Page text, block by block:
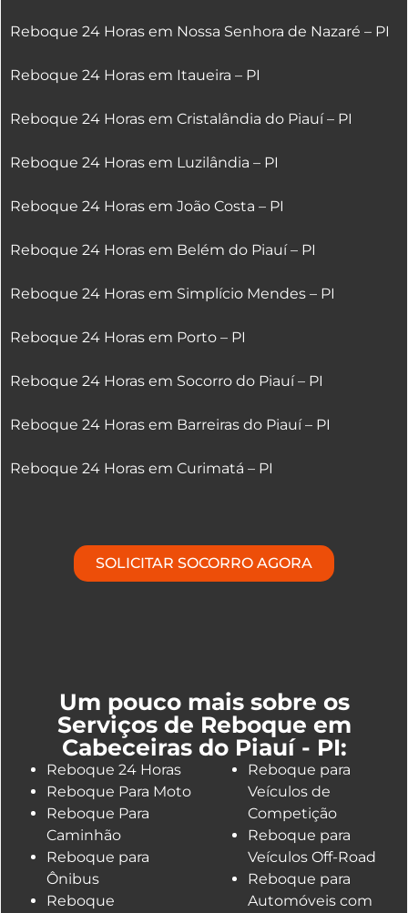
Reboque 24 Horas em Nossa Senhora de Nazaré – PI
Reboque 24 Horas em Itaueira – PI
Reboque 24 Horas em Cristalândia do Piauí – PI
Reboque 24 Horas em Luzilândia – PI
Reboque 24 Horas em João Costa – PI
Reboque 24 Horas em Belém do Piauí – PI
Reboque 24 Horas em Simplício Mendes – PI
Reboque 24 Horas em Porto – PI
Reboque 24 Horas em Socorro do Piauí – PI
Reboque 24 Horas em Barreiras do Piauí – PI
Reboque 24 Horas em Curimatá – PI
SOLICITAR SOCORRO AGORA
Um pouco mais sobre os
Serviços de Reboque em
Cabeceiras do Piauí - PI:
Reboque 24 Horas
Reboque Para Moto
Reboque Para
Caminhão
Reboque para
Ônibus
Reboque
Reboque para
Veículos de
Competição
Reboque para
Veículos Off-Road
Reboque para
Automóveis com